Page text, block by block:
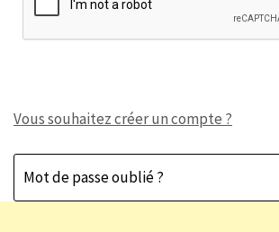
Vous souhaitez créer un compte ?
Mot de passe oublié ?